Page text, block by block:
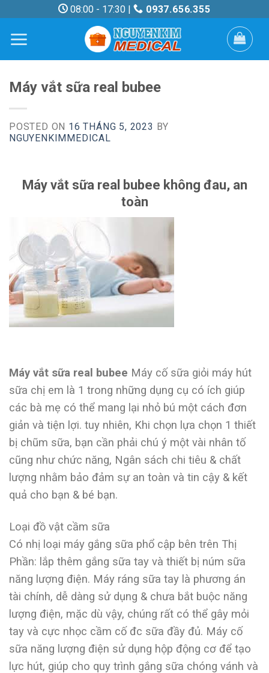
content
08:00 - 17:30 | 0937.656.355
Máy vắt sữa real bubee
POSTED ON 16 THÁNG 5, 2023 BY
NGUYENKIMMEDICAL
Máy vắt sữa real bubee không đau, an
toàn
Máy vắt sữa real bubee Máy cố sữa giỏi máy hút
sữa chị em là 1 trong những dụng cụ có ích giúp
các bà mẹ có thể mang lại nhỏ bú một cách đơn
giản và tiện lợi. tuy nhiên, Khi chọn lựa chọn 1 thiết
bị chũm sữa, bạn cần phải chú ý một vài nhân tố
cũng như chức năng, Ngân sách chi tiêu & chất
lượng nhằm bảo đảm sự an toàn và tin cậy & kết
quả cho bạn & bé bạn.
Loại đồ vật cầm sữa
Có nhị loại máy gắng sữa phổ cập bên trên Thị
Phần: lắp thêm gắng sữa tay và thiết bị núm sữa
năng lượng điện. Máy ráng sữa tay là phương án
tài chính, dễ dàng sử dụng & chưa bắt buộc năng
lượng điện, mặc dù vậy, chúng rất có thể gây mỏi
tay và cực nhọc cầm cố đc sữa đầy đủ. Máy cố
sữa năng lượng điện sử dụng hộp động cơ để tạo
lực hút, giúp cho quy trình gắng sữa chóng vánh và